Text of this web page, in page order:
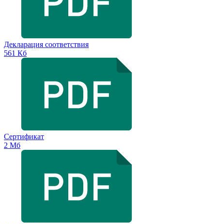
Декларация соответствия
561 Кб
Сертификат
2 Мб